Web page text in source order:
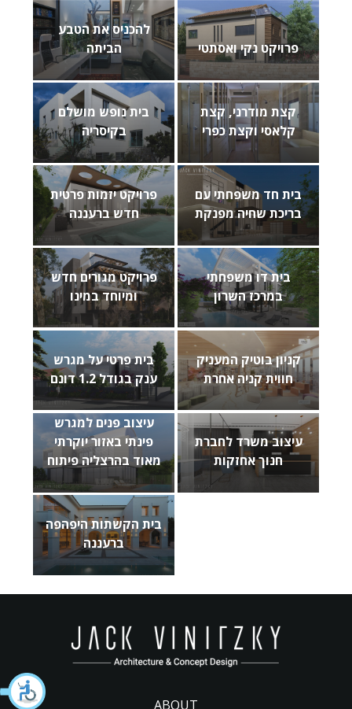
להכניס את הטבע
הביתה
פרויקט נקי ואסתטי
בית נופש מושלם
בקיסריה
קצת מודרני, קצת
קלאסי וקצת כפרי
פרויקט יזמות פרטית
חדש ברעננה
בית חד משפחתי עם
בריכת שחיה מפנקת
פרויקט מגורים חדש
ומיוחד במינו
בית דו משפחתי
במרכז השרון
בית פרטי על מגרש
ענק בגודל 1.2 דונם
קניון בוטיק המעניק
חווית קניה אחרת
עיצוב פנים למגרש
פינתי באזור יוקרתי
מאוד בהרצליה פיתוח
עיצוב משרד לחברת
חנוך אחזקות
בית הקשתות היפהפה
ברעננה
ABOUT